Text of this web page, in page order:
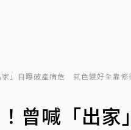
」自曝破產病危 氣色變好全靠修
曾喊「出